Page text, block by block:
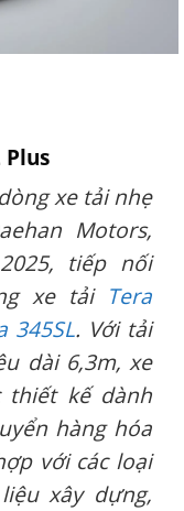
Plus
xe tải nhẹ
Motors,
tiếp nối
xe tải Tera
345SL. Với tải
dài 6,3m, xe
thiết kế dành
hàng hóa
với các loại
xây dựng,